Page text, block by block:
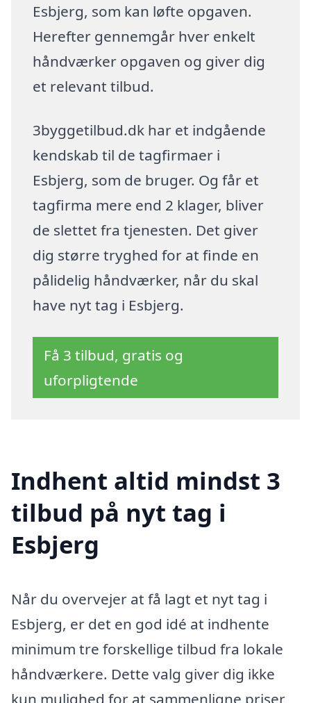
Esbjerg, som kan løfte opgaven.
Herefter gennemgår hver enkelt
håndværker opgaven og giver dig
et relevant tilbud.
3byggetilbud.dk har et indgående
kendskab til de tagfirmaer i
Esbjerg, som de bruger. Og får et
tagfirma mere end 2 klager, bliver
de slettet fra tjenesten. Det giver
dig større tryghed for at finde en
pålidelig håndværker, når du skal
have nyt tag i Esbjerg.
Få 3 tilbud, gratis og
uforpligtende
Indhent altid mindst 3
tilbud på nyt tag i
Esbjerg
Når du overvejer at få lagt et nyt tag i
Esbjerg, er det en god idé at indhente
minimum tre forskellige tilbud fra lokale
håndværkere. Dette valg giver dig ikke
kun mulighed for at sammenligne priser,